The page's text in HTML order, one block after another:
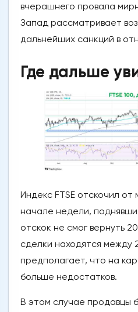
вчерашнего провала
Запад рассматривает
дальнейших санкций в
Где дальше
Индекс FTSE отскочил от
начале недели,
отскок не смог вернуть
сделки находятся между
предполагает, что на
больше недостатков.
В этом случае продавцы